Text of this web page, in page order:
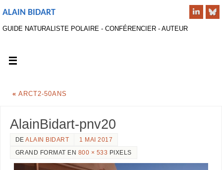
ALAIN BIDART
GUIDE NATURALISTE POLAIRE - CONFÉRENCIER - AUTEUR
« ARCT2-50ANS
AlainBidart-pnv20
DEALAIN BIDART
1 MAI 2017
GRAND FORMAT EN 800 × 533 PIXELS